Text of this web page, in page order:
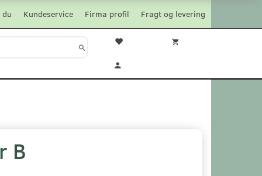
Fragt og levering
Firma profil
Kundeservice
du
B